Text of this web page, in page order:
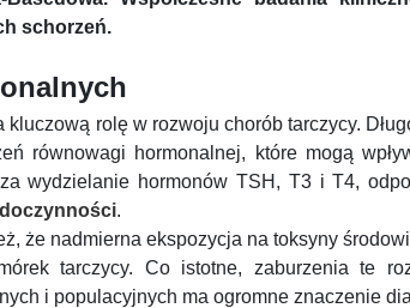
schorzeń.
rolę w rozwoju chorób tarczycy.
równowagi hormonalnej, które mogą
wydzielanie hormonów TSH, T3 i T4,
.
że nadmierna ekspozycja na toksyny
tarczycy. Co istotne, zaburzenia te
i populacyjnych ma ogromne znaczenie